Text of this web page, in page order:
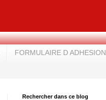
FORMULAIRE D ADHESION
Rechercher dans ce blog